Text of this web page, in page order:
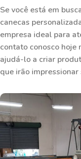
Se você está em
canecas
empresa ideal para
contato conosco hoje
ajudá-lo a criar
que irão